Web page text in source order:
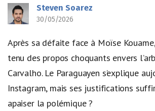
Steven Soarez
30/05/2026
Après sa défaite face à Moïse
tenu des propos choquants envers
Carvalho. Le Paraguayen s’explique
Instagram, mais ses justifications
apaiser la polémique ?